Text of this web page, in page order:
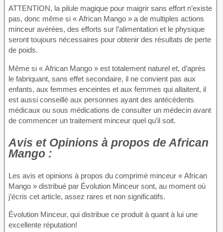
ATTENTION, la pilule magique pour maigrir sans effort n’existe
pas, donc même si « African Mango » a de multiples actions
minceur avérées, des efforts sur l’alimentation et le physique
seront toujours nécessaires pour obtenir des résultats de perte
de poids.
Même si « African Mango » est totalement naturel et, d’après
le fabriquant, sans effet secondaire, il ne convient pas aux
enfants, aux femmes enceintes et aux femmes qui allaitent, il
est aussi conseillé aux personnes ayant des antécédents
médicaux ou sous médications de consulter un médecin avant
de commencer un traitement minceur quel qu’il soit.
Avis et Opinions à propos de African
Mango :
Les avis et opinions à propos du comprimé minceur « African
Mango » distribué par Évolution Minceur sont, au moment où
j’écris cet article, assez rares et non significatifs.
Évolution Minceur, qui distribue ce produit à quant à lui une
excellente réputation!